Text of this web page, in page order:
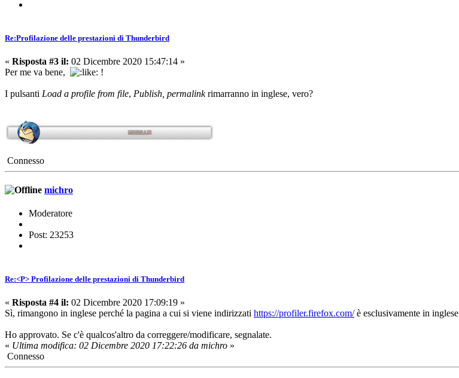
Re:Profilazione delle prestazioni di Thunderbird
« Risposta #3 il: 02 Dicembre 2020 15:47:14 »
Per me va bene,
!
I pulsanti Load a profile from file, Publish, permalinkrimarranno in inglese, vero?
Connesso
michro
Moderatore
Post: 23253
Re:<P> Profilazione delle prestazioni di Thunderbird
« Risposta #4 il: 02 Dicembre 2020 17:09:19 »
Sì, rimangono in inglese perché la pagina a cui si viene indirizzati https://profiler.firefox.com/è esclusivamente in inglese
Ho approvato. Se c'è qualcos'altro da correggere/modificare, segnalate.
« Ultima modifica: 02 Dicembre 2020 17:22:26 da michro »
Connesso